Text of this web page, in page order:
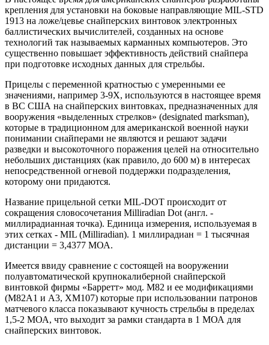
крепления для установки на боковые направляющие MIL-STD
1913 на ложе/цевье снайперских винтовок электронных
баллистических вычислителей, созданных на основе
технологий так называемых карманных компьютеров. Это
существенно повышает эффективность действий снайпера
при подготовке исходных данных для стрельбы.
Прицелы с переменной кратностью с умеренными ее
значениями, например 3-9Х, используются в настоящее время
в ВС США на снайперских винтовках, предназначенных для
вооружения «выделенных стрелков» (designated marksman),
которые в традиционном для американской военной науки
понимании снайперами не являются и решают задачи
разведки и высокоточного поражения целей на относительно
небольших дистанциях (как правило, до 600 м) в интересах
непосредственной огневой поддержки подразделения,
которому они придаются.
Название прицельной сетки MIL-DOT происходит от
сокращения словосочетания Milliradian Dot (англ. -
миллирадианная точка). Единица измерения, используемая в
этих сетках - MIL (Milliradian). 1 миллирадиан = 1 тысячная
дистанции = 3,4377 МОА.
Имеется ввиду сравнение с состоящей на вооружении
полуавтоматической крупнокалиберной снайперской
винтовкой фирмы «Барретт» мод. М82 и ее модификациями
(М82А1 и A3, ХМ107) которые при использовании патронов
матчевого класса показывают кучность стрельбы в пределах
1,5-2 МОА, что выходит за рамки стандарта в 1 МОА для
снайперских винтовок.